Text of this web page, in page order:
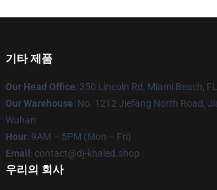
기타 제품
Our Head Office: 350 Lincoln Rd, Miami Beach,
Our Warehouse: No. 1212 Jiefang North Road,
Wuhan
Hour: 9AM – 5PM (Mon – Fri)
Email : contact@dj-khaled.shop
우리의 회사